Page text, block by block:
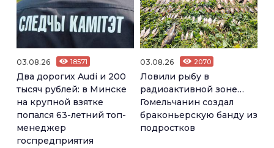
03.08.26 18571
Два дорогих Audi и 200
тысяч рублей: в Минске
на крупной взятке
попался 63-летний топ-
менеджер
госпредприятия
03.08.26 2070
Ловили рыбу в
радиоактивной зоне…
Гомельчанин создал
браконьерскую банду из
подростков